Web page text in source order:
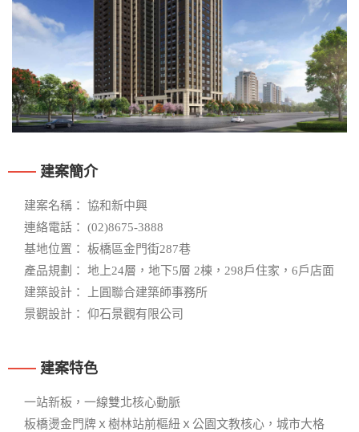
建案簡介
建案名稱： 協和新中興
連絡電話： (02)8675-3888
基地位置： 板橋區金門街287巷
產品規劃： 地上24層，地下5層 2棟，298戶住家，6戶店面
建築設計： 上圓聯合建築師事務所
景觀設計： 仰石景觀有限公司
建案特色
一站新板，一線雙北核心動脈
板橋燙金門牌ｘ樹林站前樞紐ｘ公園文教核心，城市大格